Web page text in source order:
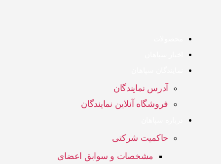
آدرس نمایندگان
فروشگاه آنلاین نمایندگان
حاکمیت شرکتی
مشخصات و سوابق اعضای